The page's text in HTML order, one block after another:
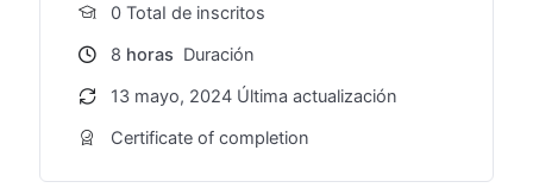
0 TotaI de inscritos
8 horas Duración
13 mayo, 2024 Última actualización
Certificate of completion